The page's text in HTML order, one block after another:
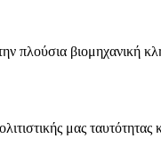
πλούσια
μας